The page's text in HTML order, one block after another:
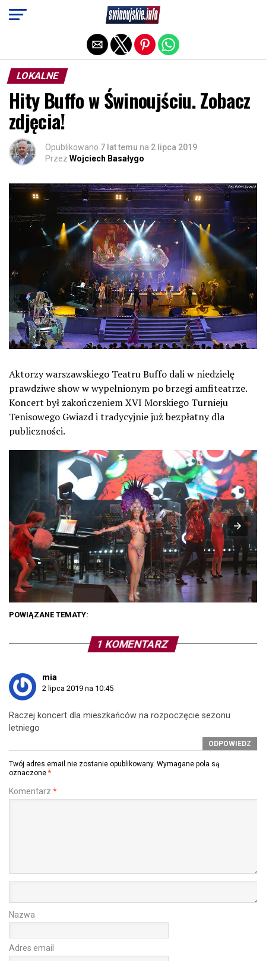
LOKALNE
Hity Buffo w Świnoujściu. Zobacz
zdjęcia!
Opublikowano 7 lat temu na 2 lipca 2019
Przez Wojciech Basałygo
Aktorzy warszawskiego Teatru Buffo dali w niedzielę
prawdziwe show w wypełnionym po brzegi amfiteatrze.
Koncert był zakończeniem XVI Morskiego Turnieju
Tenisowego Gwiazd i tradycyjnie już bezpłatny dla
publiczności.
POWIĄZANE TEMATY:
1 KOMENTARZ
mia
2 lipca 2019 na 10:45
Raczej koncert dla mieszkańców na rozpoczęcie sezonu
letniego
ODPOWIEDZ
Twój adres email nie zostanie opublikowany. Wymagane pola są
oznaczone *
Komentarz *
Nazwa
Adres email
Exit mobile version